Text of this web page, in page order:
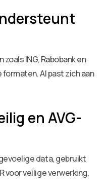
ING, Rabobank en
formaten. AI past zich aan
en AVG-
data, gebruikt
voor veilige verwerking.